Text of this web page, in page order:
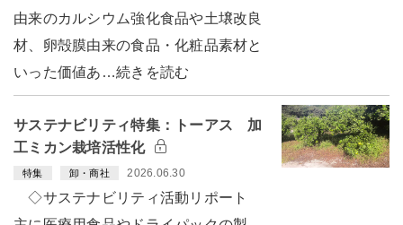
由来のカルシウム強化食品や土壌改良
材、卵殻膜由来の食品・化粧品素材と
いった価値あ…続きを読む
サステナビリティ特集：トーアス 加
工ミカン栽培活性化
特集 卸・商社 2026.06.30
◇サステナビリティ活動リポート